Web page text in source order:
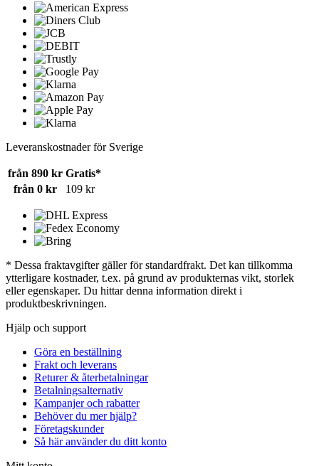
Leveranskostnader för Sverige
från 890 kr Gratis*
från 0 kr
109 kr
* Dessa fraktavgifter gäller för standardfrakt. Det kan tillkomma
ytterligare kostnader, t.ex. på grund av produkternas vikt, storlek
eller egenskaper. Du hittar denna information direkt i
produktbeskrivningen.
Hjälp och support
Göra en beställning
Frakt och leverans
Returer & återbetalningar
Betalningsalternativ
Kampanjer och rabatter
Behöver du mer hjälp?
Företagskunder
Så här använder du ditt konto